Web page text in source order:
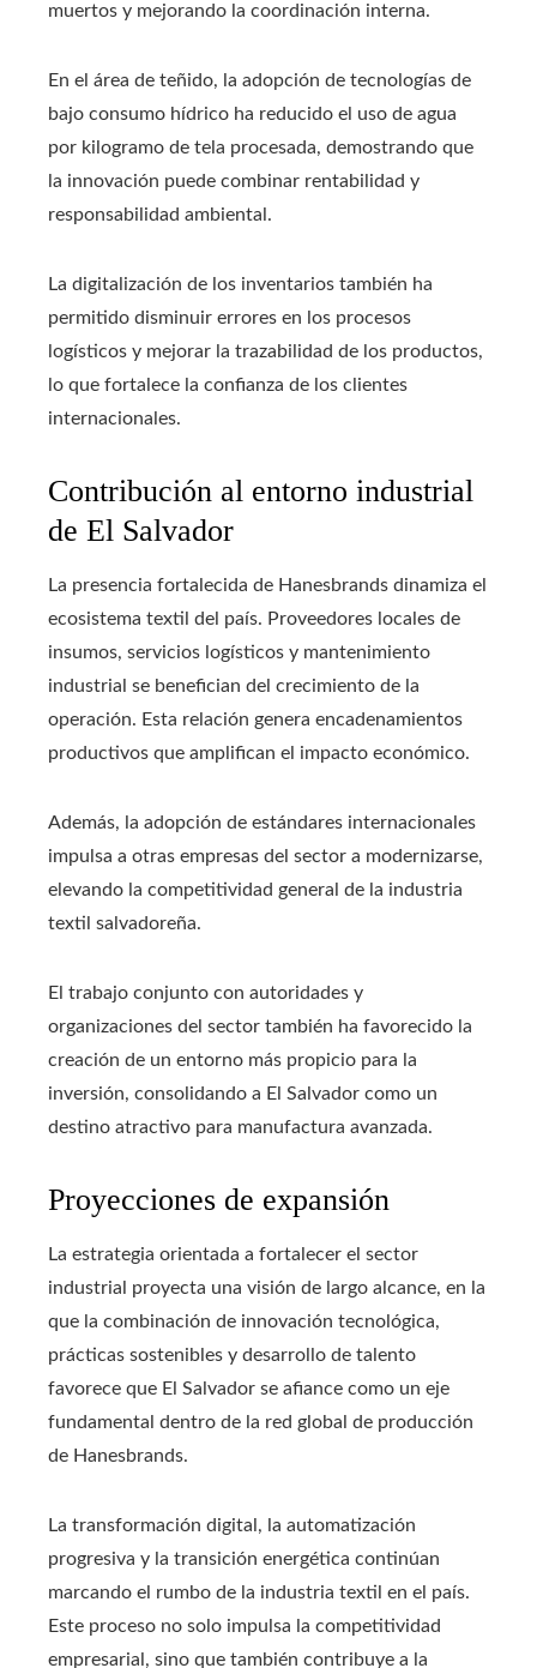
muertos y mejorando la coordinación interna.
En el área de teñido, la adopción de tecnologías de
bajo consumo hídrico ha reducido el uso de agua
por kilogramo de tela procesada, demostrando que
la innovación puede combinar rentabilidad y
responsabilidad ambiental.
La digitalización de los inventarios también ha
permitido disminuir errores en los procesos
logísticos y mejorar la trazabilidad de los productos,
lo que fortalece la confianza de los clientes
internacionales.
Contribución al entorno industrial
de El Salvador
La presencia fortalecida de Hanesbrands dinamiza el
ecosistema textil del país. Proveedores locales de
insumos, servicios logísticos y mantenimiento
industrial se benefician del crecimiento de la
operación. Esta relación genera encadenamientos
productivos que amplifican el impacto económico.
Además, la adopción de estándares internacionales
impulsa a otras empresas del sector a modernizarse,
elevando la competitividad general de la industria
textil salvadoreña.
El trabajo conjunto con autoridades y
organizaciones del sector también ha favorecido la
creación de un entorno más propicio para la
inversión, consolidando a El Salvador como un
destino atractivo para manufactura avanzada.
Proyecciones de expansión
La estrategia orientada a fortalecer el sector
industrial proyecta una visión de largo alcance, en la
que la combinación de innovación tecnológica,
prácticas sostenibles y desarrollo de talento
favorece que El Salvador se afiance como un eje
fundamental dentro de la red global de producción
de Hanesbrands.
La transformación digital, la automatización
progresiva y la transición energética continúan
marcando el rumbo de la industria textil en el país.
Este proceso no solo impulsa la competitividad
empresarial, sino que también contribuye a la